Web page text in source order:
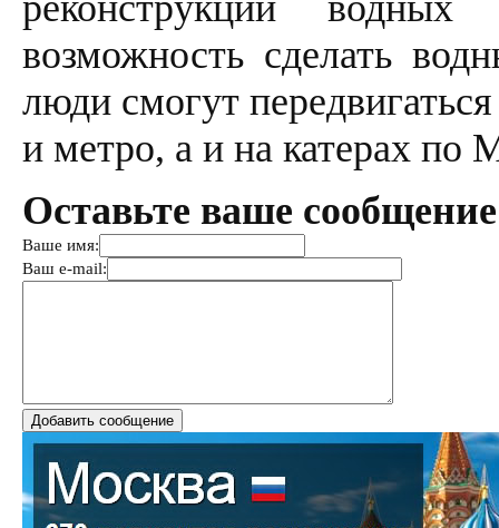
возможность сделать
люди смогут
и метро, а и на катерах по
Оставьте ваше
Ваше имя:
Ваш e-mail: